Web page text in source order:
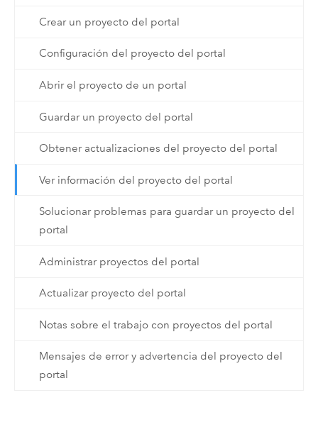
Crear un proyecto del portal
Configuración del proyecto del portal
Abrir el proyecto de un portal
Guardar un proyecto del portal
Obtener actualizaciones del proyecto del portal
Ver información del proyecto del portal
Solucionar problemas para guardar un proyecto del
portal
Administrar proyectos del portal
Actualizar proyecto del portal
Notas sobre el trabajo con proyectos del portal
Mensajes de error y advertencia del proyecto del
portal